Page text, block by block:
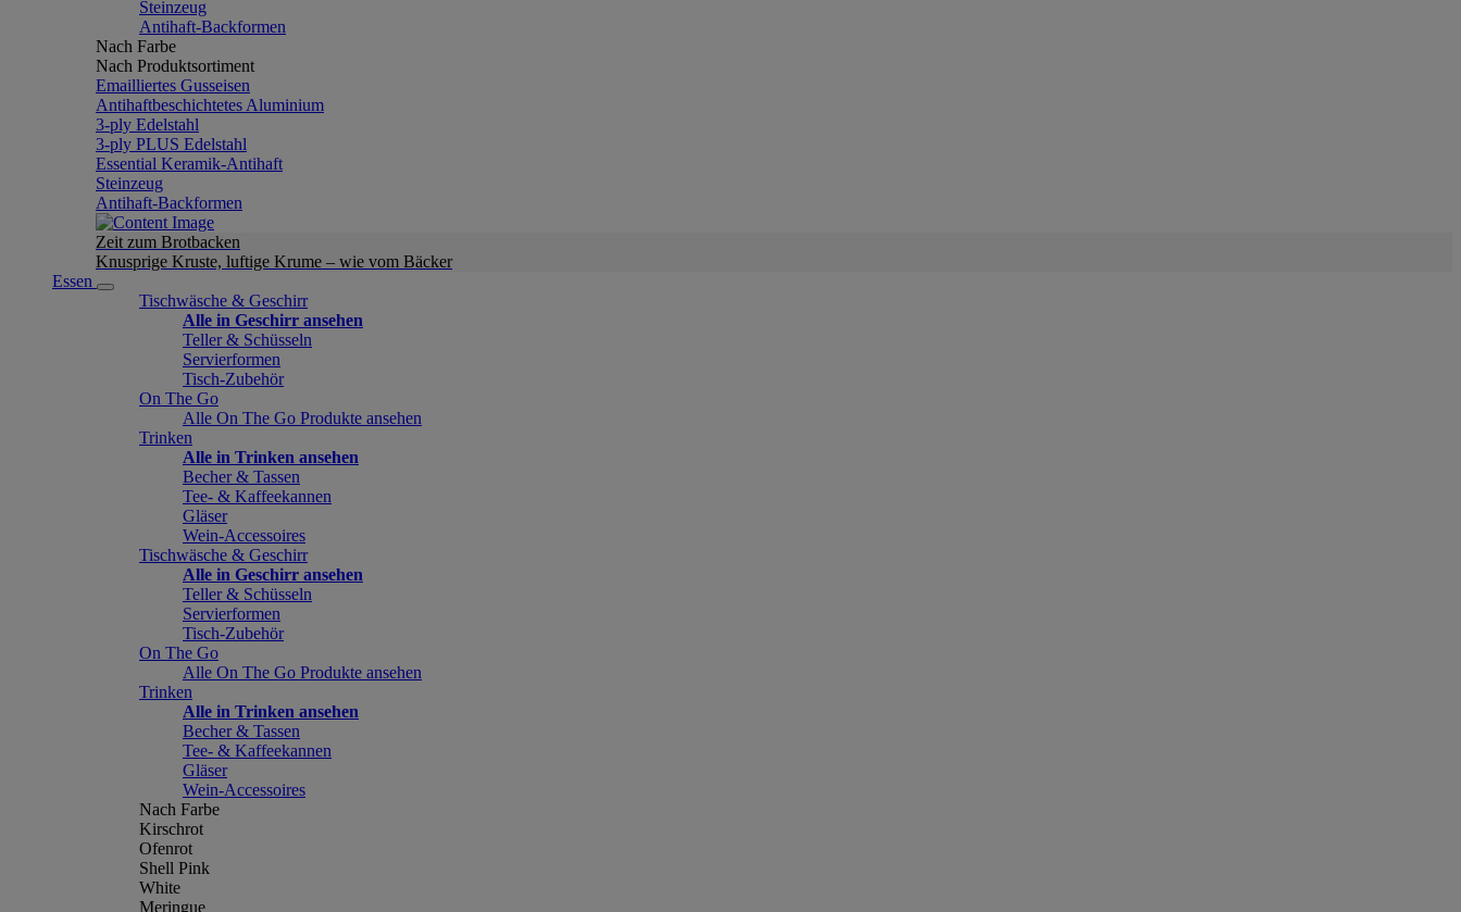
Steinzeug
Antihaft-Backformen
Nach Farbe
Nach Produktsortiment
Emailliertes Gusseisen
Antihaftbeschichtetes Aluminium
3-ply Edelstahl
3-ply PLUS Edelstahl
Essential Keramik-Antihaft
Steinzeug
Antihaft-Backformen
Zeit zum Brotbacken
Knusprige Kruste, luftige Krume – wie vom Bäcker
Essen
Tischwäsche & Geschirr
Alle in Geschirr ansehen
Teller & Schüsseln
Servierformen
Tisch-Zubehör
On The Go
Alle On The Go Produkte ansehen
Trinken
Alle in Trinken ansehen
Becher & Tassen
Tee- & Kaffeekannen
Gläser
Wein-Accessoires
Tischwäsche & Geschirr
Alle in Geschirr ansehen
Teller & Schüsseln
Servierformen
Tisch-Zubehör
On The Go
Alle On The Go Produkte ansehen
Trinken
Alle in Trinken ansehen
Becher & Tassen
Tee- & Kaffeekannen
Gläser
Wein-Accessoires
Nach Farbe
Kirschrot
Ofenrot
Shell Pink
White
Meringue